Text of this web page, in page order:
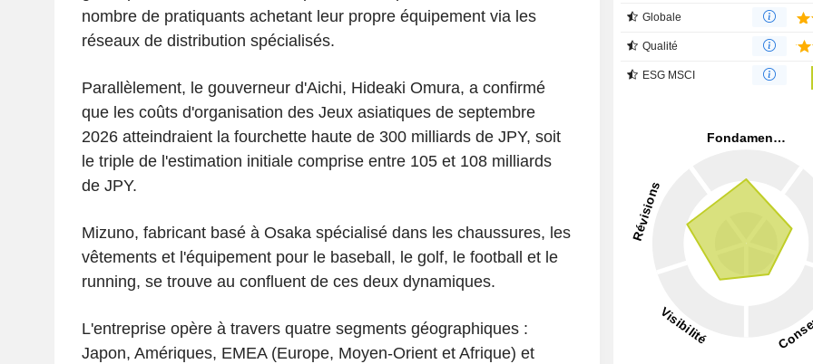
nombre de pratiquants achetant leur propre équipement via les
réseaux de distribution spécialisés.
Parallèlement, le gouverneur d'Aichi, Hideaki Omura, a confirmé
que les coûts d'organisation des Jeux asiatiques de septembre
2026 atteindraient la fourchette haute de 300 milliards de JPY, soit
le triple de l'estimation initiale comprise entre 105 et 108 milliards
de JPY.
Mizuno, fabricant basé à Osaka spécialisé dans les chaussures, les
vêtements et l'équipement pour le baseball, le golf, le football et le
running, se trouve au confluent de ces deux dynamiques.
L'entreprise opère à travers quatre segments géographiques :
Japon, Amériques, EMEA (Europe, Moyen-Orient et Afrique) et
Globale
Qualité
ESG MSCI